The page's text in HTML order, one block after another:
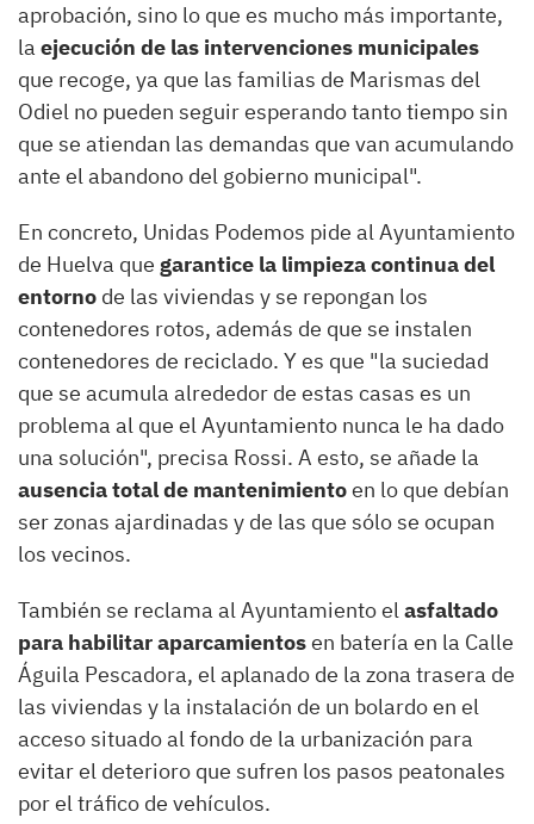
aprobación, sino lo que es mucho más importante,
la ejecución de las intervenciones municipales
que recoge, ya que las familias de Marismas del
Odiel no pueden seguir esperando tanto tiempo sin
que se atiendan las demandas que van acumulando
ante el abandono del gobierno municipal".
En concreto, Unidas Podemos pide alAyuntamiento
de Huelva que garantice la limpieza continua del
entorno de las viviendas y se repongan los
contenedores rotos, además de que se instalen
contenedores de reciclado. Y es que "la suciedad
que se acumula alrededor de estas casas es un
problema al que el Ayuntamiento nunca le ha dado
una solución", precisa Rossi. A esto, se añade la
ausencia total de mantenimientoen lo que debían
ser zonas ajardinadas y de las que sólo se ocupan
los vecinos.
También se reclama al Ayuntamiento elasfaltado
para habilitar aparcamientosen batería en la Calle
Águila Pescadora, el aplanado de la zona trasera de
las viviendas y la instalación de un bolardo en el
acceso situado al fondo de la urbanización para
evitar el deterioro que sufren los pasos peatonales
por eltráfico de vehículos.